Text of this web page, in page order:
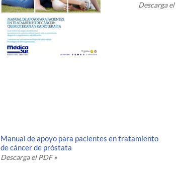
Descarga el
Manual de apoyo para pacientes en tratamiento
de cáncer de próstata
Descarga el PDF »